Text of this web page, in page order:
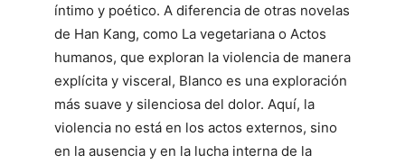
íntimo y poético. A diferencia de otras novelas
de Han Kang, como La vegetariana o Actos
humanos, que exploran la violencia de manera
explícita y visceral, Blanco es una exploración
más suave y silenciosa del dolor. Aquí, la
violencia no está en los actos externos, sino
en la ausencia y en la lucha interna de la